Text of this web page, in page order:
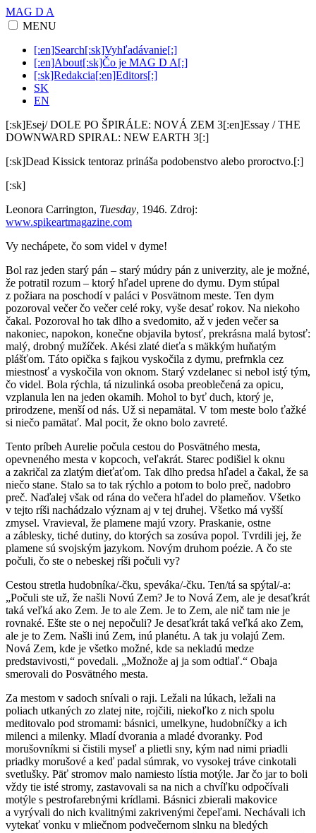
MAG D A
MENU
[:en]Search[:sk]Vyhľadávanie[:]
[:en]About[:sk]Čo je MAG D A[:]
[:sk]Redakcia[:en]Editors[:]
SK
EN
[:sk]Esej/ DOLE PO ŠPIRÁLE: NOVÁ ZEM 3[:en]Essay / THE
DOWNWARD SPIRAL: NEW EARTH 3[:]
[:sk]Dead Kissick tentoraz prináša podobenstvo alebo proroctvo.[:]
[:sk]
Leonora Carrington, Tuesday, 1946. Zdroj:
www.spikeartmagazine.com
Vy nechápete, čo som videl v dyme!
Bol raz jeden starý pán – starý múdry pán z univerzity, ale je možné,
že potratil rozum – ktorý hľadel uprene do dymu. Dym stúpal
z požiara na poschodí v paláci v Posvätnom meste. Ten dym
pozoroval večer čo večer celé roky, vyše desať rokov. Na niekoho
čakal. Pozoroval ho tak dlho a svedomito, až v jeden večer sa
nakoniec, napokon, konečne objavila bytosť, prekrásna malá bytosť:
malý, drobný mužíček. Akési zlaté dieťa s mäkkým huňatým
plášťom. Táto opička s fajkou vyskočila z dymu, prefrnkla cez
miestnosť a vyskočila von oknom. Starý vzdelanec si nebol istý tým,
čo videl. Bola rýchla, tá nizulinká osoba preoblečená za opicu,
vzplanula len na jeden okamih. Mohol to byť duch, ktorý je,
prirodzene, menší od nás. Už si nepamätal. V tom meste bolo ťažké
si niečo pamätať. Mal pocit, že okno bolo zavreté.
Tento príbeh Aurelie počula cestou do Posvätného mesta,
opevneného mesta v kopcoch, veľakrát. Starec podišiel k oknu
a zakričal za zlatým dieťaťom. Tak dlho predsa hľadel a čakal, že sa
niečo stane. Stalo sa to tak rýchlo a potom to bolo preč, nadobro
preč. Naďalej však od rána do večera hľadel do plameňov. Všetko
v tejto ríši nachádzalo význam aj v tej druhej. Všetko má vyšší
zmysel. Vravieval, že plamene majú vzory. Praskanie, ostne
a záblesky, tiché dutiny, do ktorých sa zosúva popol. Tvrdili jej, že
plamene sú svojským jazykom. Novým druhom poézie. A čo ste
počuli, čo ste o nebeskej ríši počuli vy?
Cestou stretla hudobníka/-čku, speváka/-čku. Ten/tá sa spýtal/-a:
„Počuli ste už, že našli Novú Zem? Je to Nová Zem, ale je desaťkrát
taká veľká ako Zem. Je to ale Zem. Je to Zem, ale nič tam nie je
rovnaké. Ešte ste o nej nepočuli? Je desaťkrát taká veľká ako Zem,
ale je to Zem. Našli inú Zem, inú planétu. A tak ju volajú Zem.
Nová Zem, kde je všetko možné, kde sa nekladú medze
predstavivosti,“ povedali. „Možnože aj ja som odtiaľ.“ Obaja
smerovali do Posvätného mesta.
Za mestom v sadoch snívali o raji. Ležali na lúkach, ležali na
poliach utkaných zo zlatej nite, rojčili, niekoľko z nich spolu
meditovalo pod stromami: básnici, umelkyne, hudobníčky a ich
milenci a milenky. Mladí dvorania a mladé dvoranky. Pod
morušovníkmi si čistili myseľ a plietli sny, kým nad nimi priadli
priadky morušové a keď padal súmrak, vo vysokej tráve cinkotali
svetlušky. Päť stromov malo namiesto lístia motýle. Jar čo jar to boli
vždy tie isté stromy, zastavovali sa na nich a chvíľku odpočívali
motýle s pestrofarebnými krídlami. Básnici zbierali makovice
a vyrývali do nich kvalitnými zakrivenými čepeľami. Nechávali ich
vytekať vonku v mliečnom podvečernom slnku na bledých